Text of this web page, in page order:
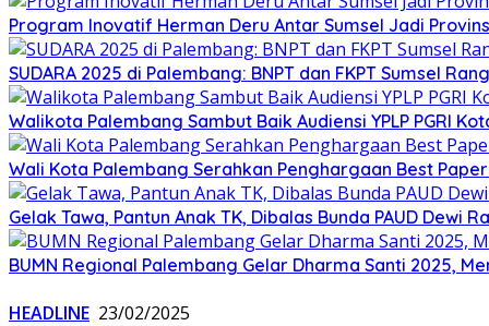
Program Inovatif Herman Deru Antar Sumsel Jadi
SUDARA 2025 di Palembang: BNPT dan FKPT Sumsel
Walikota Palembang Sambut Baik Audiensi YPLP PGRI
Wali Kota Palembang Serahkan Penghargaan Best
Gelak Tawa, Pantun Anak TK, Dibalas Bunda PAUD Dewi
BUMN Regional Palembang Gelar Dharma Santi 2025,
HEADLINE 23/02/2025